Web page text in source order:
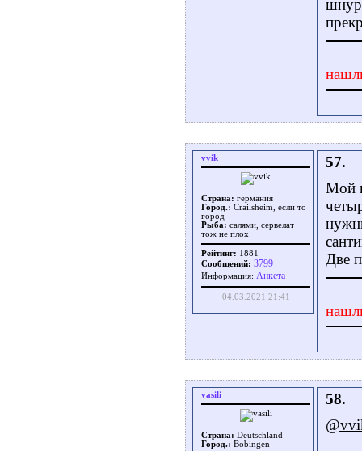
vvik
Страна: германия
Город.: Crailsheim, если то
город
Рыба: салями, сервелат
тож не плох
Рейтинг: 1881
Сообщений: 3799
Информация: Aнкета
04.03.2021 21:41
57.
Мой
Две
vasili
Страна: Deutschland
Город.: Bobingen
58.